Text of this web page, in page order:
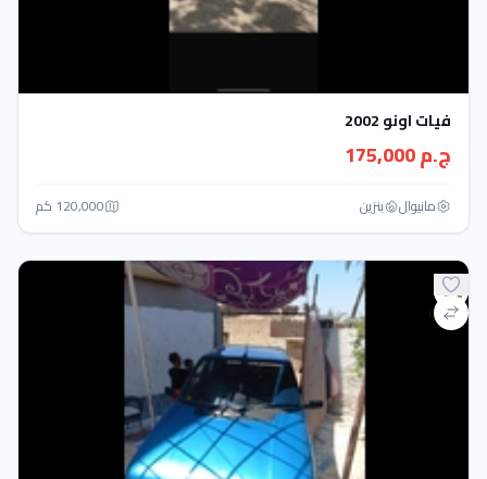
فيات اونو 2002
ج.م 175,000
مانيوال بنزين 120,000 كم